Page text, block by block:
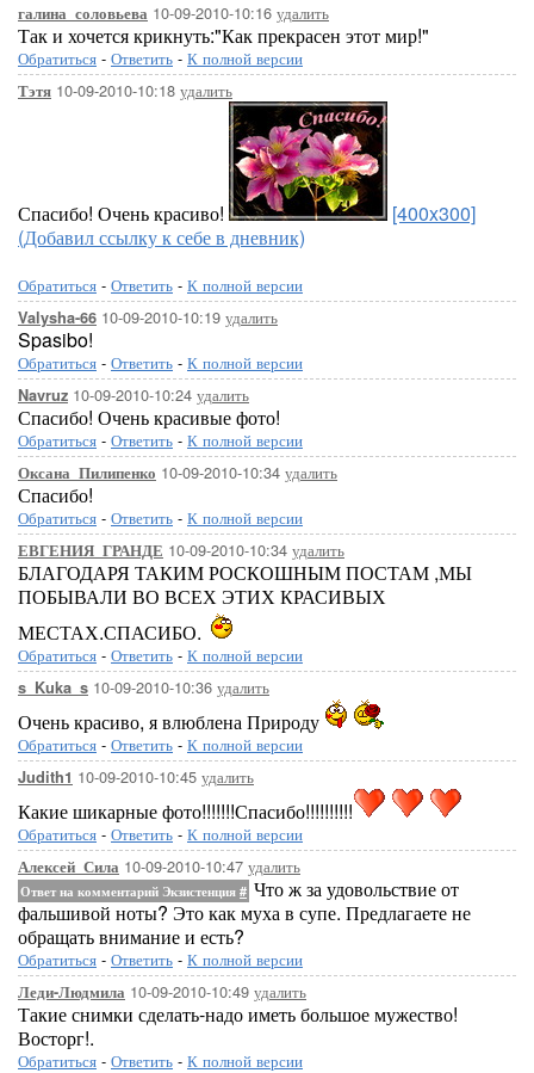
галина_соловьева 10-09-2010-10:16 удалить
Так и хочется крикнуть:"Как прекрасен этот мир!"
Обратиться - Ответить - К полной версии
Тэтя 10-09-2010-10:18 удалить
Спасибо! Очень красиво!
[400x300]
(Добавил ссылку к себе в дневник)
Обратиться - Ответить - К полной версии
Valysha-66 10-09-2010-10:19 удалить
Spasibo!
Обратиться - Ответить - К полной версии
Navruz 10-09-2010-10:24 удалить
Спасибо! Очень красивые фото!
Обратиться - Ответить - К полной версии
Оксана_Пилипенко 10-09-2010-10:34 удалить
Спасибо!
Обратиться - Ответить - К полной версии
ЕВГЕНИЯ_ГРАНДЕ 10-09-2010-10:34 удалить
БЛАГОДАРЯ ТАКИМ РОСКОШНЫМ ПОСТАМ ,МЫ
ПОБЫВАЛИ ВО ВСЕХ ЭТИХ КРАСИВЫХ
МЕСТАХ.СПАСИБО.
Обратиться - Ответить - К полной версии
s_Kuka_s 10-09-2010-10:36 удалить
Очень красиво, я влюблена Природу
Обратиться - Ответить - К полной версии
Judith1 10-09-2010-10:45 удалить
Какие шикарные фото!!!!!!!Спасибо!!!!!!!!!!
Обратиться - Ответить - К полной версии
Алексей_Сила 10-09-2010-10:47 удалить
Ответ на комментарий Экзистенция # Что ж за удовольствие от
фальшивой ноты? Это как муха в супе. Предлагаете не
обращать внимание и есть?
Обратиться - Ответить - К полной версии
Леди-Людмила 10-09-2010-10:49 удалить
Такие снимки сделать-надо иметь большое мужество!
Восторг!.
Обратиться - Ответить - К полной версии